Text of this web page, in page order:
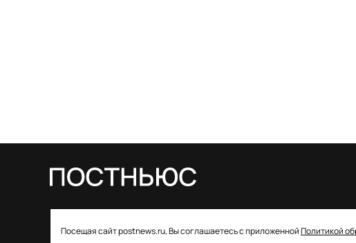
Посещая сайт postnews.ru, Вы соглашаетесь с приложеннойПолитикой
о регистрации СМИ: ЭЛ № ФС 77–85757 от 22 августа